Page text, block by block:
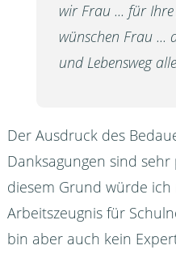
wir Frau ... für
wünschen Frau ...
und Lebensweg
Der Ausdruck des
Danksagungen sind
diesem Grund würde
Arbeitszeugnis für
bin aber auch kein